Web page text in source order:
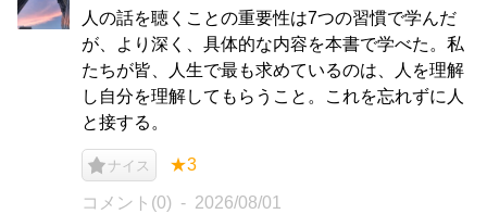
人の話を聴くことの重要性は7つの習慣で学んだ
が、より深く、具体的な内容を本書で学べた。私
たちが皆、人生で最も求めているのは、人を理解
し自分を理解してもらうこと。これを忘れずに人
と接する。
ナイス ★3
コメント(0) 2026/08/01